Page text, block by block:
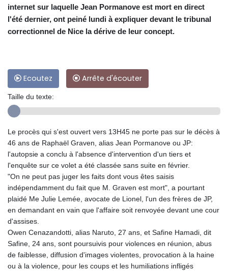
internet sur laquelle Jean Pormanove est mort en direct
l'été dernier, ont peiné lundi à expliquer devant le tribunal
correctionnel de Nice la dérive de leur concept.
Ecoutez Arrête d'écouter
Taille du texte:
Le procès qui s'est ouvert vers 13H45 ne porte pas sur le décès à
46 ans de Raphaël Graven, alias Jean Pormanove ou JP:
l'autopsie a conclu à l'absence d'intervention d'un tiers et
l'enquête sur ce volet a été classée sans suite en février.
"On ne peut pas juger les faits dont vous êtes saisis
indépendamment du fait que M. Graven est mort", a pourtant
plaidé Me Julie Lemée, avocate de Lionel, l'un des frères de JP,
en demandant en vain que l'affaire soit renvoyée devant une cour
d'assises.
Owen Cenazandotti, alias Naruto, 27 ans, et Safine Hamadi, dit
Safine, 24 ans, sont poursuivis pour violences en réunion, abus
de faiblesse, diffusion d'images violentes, provocation à la haine
ou à la violence, pour les coups et les humiliations infligés